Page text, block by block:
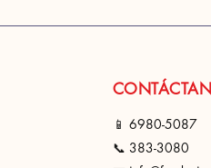
📱 6980-5087
📞 383-3080